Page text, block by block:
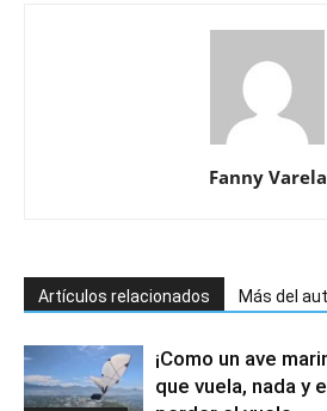
Fanny Varela
Artículos relacionados Más del
¡Como un ave
que vuela, nada y